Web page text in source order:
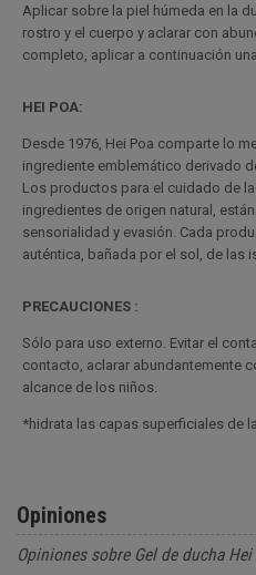
Aplicar sobre la piel húmeda en la
rostro y el cuerpo y aclarar con
completo, aplicar a continuación
HEI POA:
Desde 1976, Hei Poa comparte lo
ingrediente emblemático derivado
Los productos para el cuidado de
ingredientes de origen natural,
sensorialidad y evasión. Cada
auténtica, bañada por el sol, de las
PRECAUCIONES :
Sólo para uso externo. Evitar el
contacto, aclarar abundantemente
alcance de los niños.
*hidrata las capas superficiales de
Opiniones
Opiniones sobre Gel de ducha